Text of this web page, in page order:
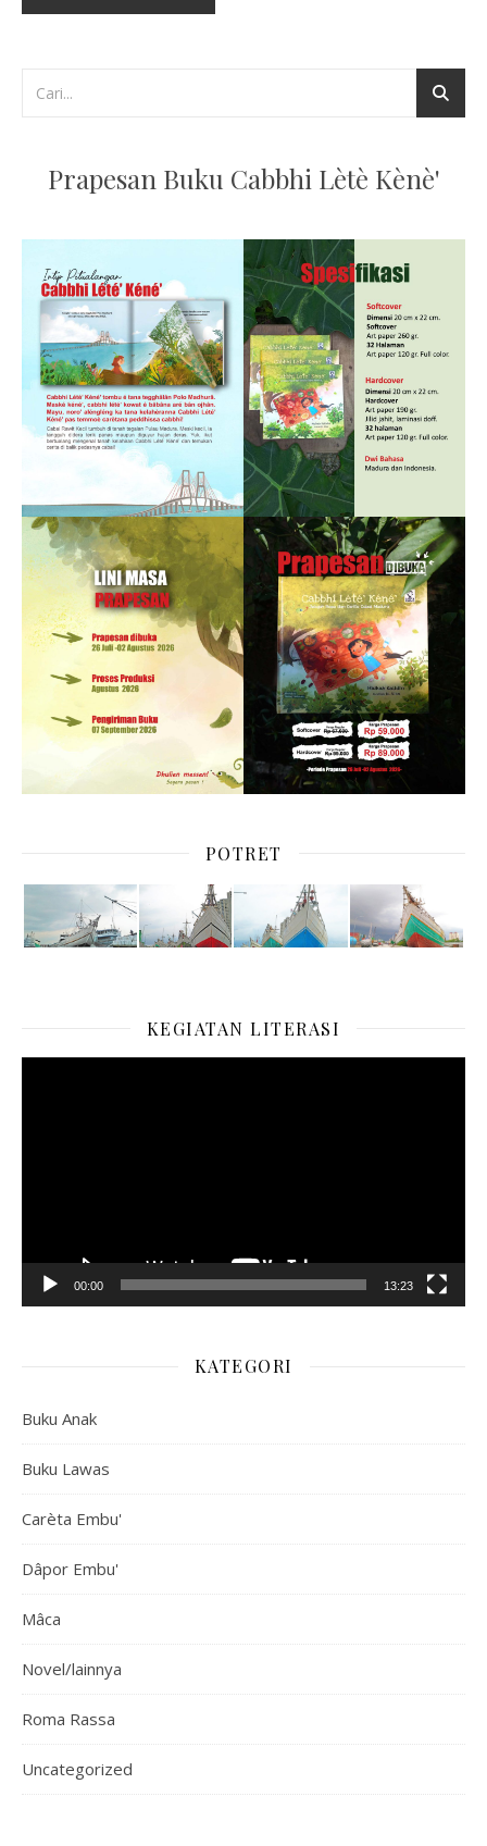
Prapesan Buku Cabbhi Lètè Kènè'
POTRET
KEGIATAN LITERASI
00:00 13:23
KATEGORI
Buku Anak
Buku Lawas
Carèta Embu'
Dâpor Embu'
Mâca
Novel/lainnya
Roma Rassa
Uncategorized